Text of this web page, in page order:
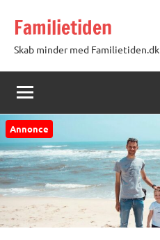
indhold
Familietiden
Skab minder med Familietiden.dk
Annonce